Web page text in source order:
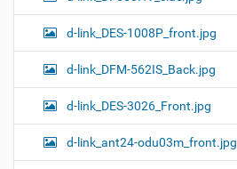
d-link_DES-1008P_front.jpg
d-link_DFM-562IS_Back.jpg
d-link_DES-3026_Front.jpg
d-link_ant24-odu03m_front.jpg